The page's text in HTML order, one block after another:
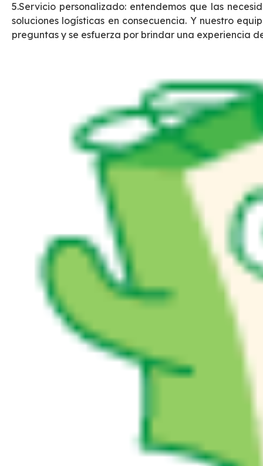
5.Servicio personalizado: entendemos que las
soluciones logísticas en consecuencia. Y nuestro
preguntas y se esfuerza por brindar una experiencia